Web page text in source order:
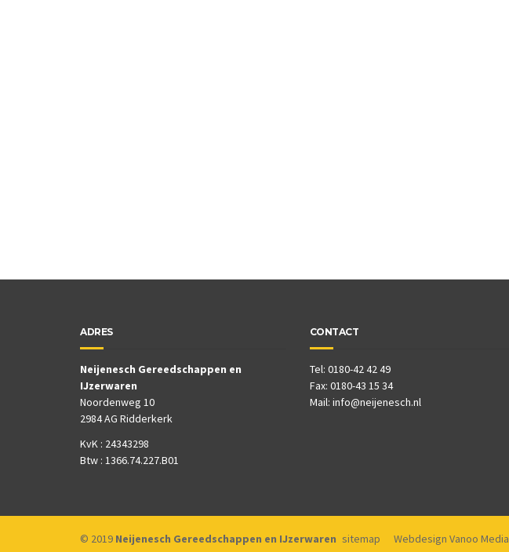
ADRES
Neijenesch Gereedschappen en
IJzerwaren
Noordenweg 10
2984 AG Ridderkerk
KvK : 24343298
Btw : 1366.74.227.B01
CONTACT
Tel: 0180-42 42 49
Fax: 0180-43 15 34
Mail: info@neijenesch.nl
© 2019 Neijenesch Gereedschappen en IJzerwaren sitemap Webdesign Vanoo Media